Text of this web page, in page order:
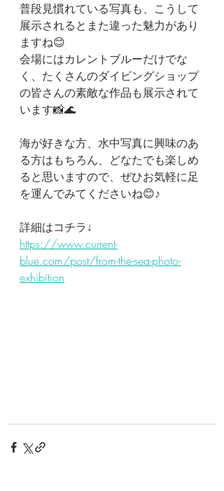
普段見慣れている写真も、こうして
展示されるとまた違った魅力があり
ますね😊
会場にはカレントブルーだけでな
く、たくさんのダイビングショップ
の皆さんの素敵な作品も展示されて
います📸🌊
海が好きな方、水中写真に興味のあ
る方はもちろん、どなたでも楽しめ
ると思いますので、ぜひお気軽に足
を運んでみてくださいね😊♪
詳細はコチラ↓
https://www.current-
blue.com/post/from-the-sea-photo-
exhibition